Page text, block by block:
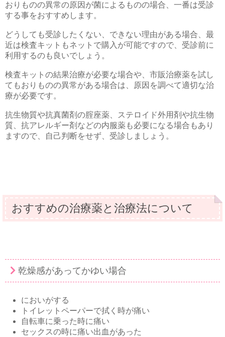
おりものの異常の原因が菌によるものの場合、一番は受診
する事をおすすめします。
どうしても受診したくない、できない理由がある場合、最
近は検査キットもネットで購入が可能ですので、受診前に
利用するのも良いでしょう。
検査キットの結果治療が必要な場合や、市販治療薬を試し
てもおりものの異常がある場合は、原因を調べて適切な治
療が必要です。
抗生物質や抗真菌剤の腟座薬、ステロイド外用剤や抗生物
質、抗アレルギー剤などの内服薬も必要になる場合もあり
ますので、自己判断をせず、受診しましょう。
おすすめの治療薬と治療法について
乾燥感があってかゆい場合
においがする
トイレットペーパーで拭く時が痛い
自転車に乗った時に痛い
セックスの時に痛い出血があった